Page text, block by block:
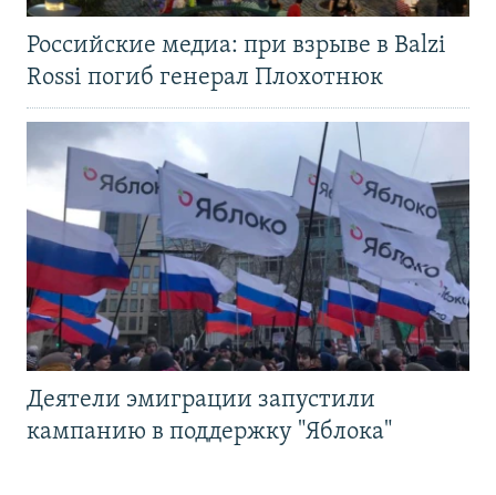
Российские медиа: при взрыве в Balzi
Rossi погиб генерал Плохотнюк
Деятели эмиграции запустили
кампанию в поддержку "Яблока"